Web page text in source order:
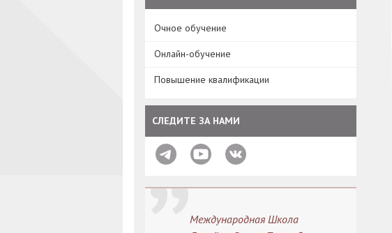
Очное обучение
Онлайн-обучение
Повышение квалификации
СЛЕДИТЕ ЗА НАМИ
Международная Школа